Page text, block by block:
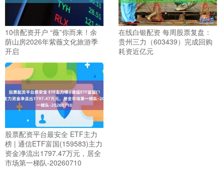
10倍配资开户 “薇”你而来！余
荫山房2026年紫薇文化旅游季
开启
在线白银配资 每周股票复盘：
贵州三力（603439）完成回购
耗资近亿元
股票配资平台最安全 ETF主力
榜 | 通信ETF富国(159583)主力
资金净流出1797.47万元，居全
市场第一梯队-20260710